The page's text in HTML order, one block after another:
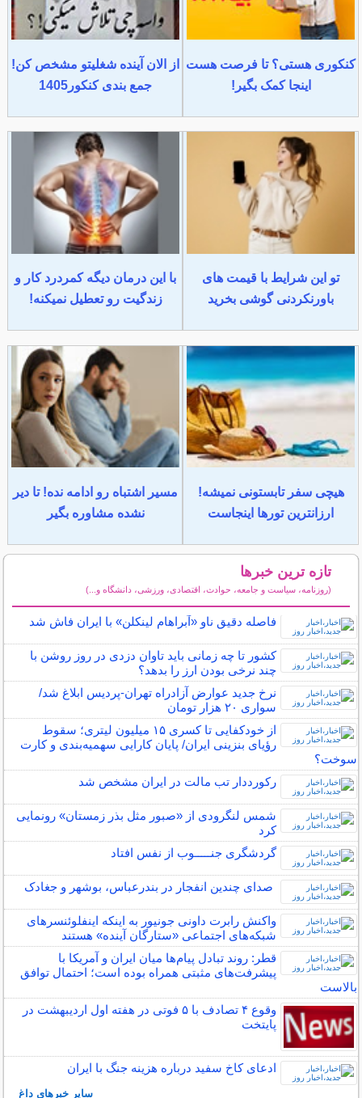
کنکوری هستی؟ تا فرصت هست
اینجا کمک بگیر!
از الان آینده شغلیتو مشخص کن!
جمع بندی کنکور1405
تو این شرایط با قیمت های
باورنکردنی گوشی بخرید
با این درمان دیگه کمردرد کار و
زندگیت رو تعطیل نمیکنه!
هیچی سفر تابستونی نمیشه!
ارزانترین تورها اینجاست
مسیر اشتباه رو ادامه نده! تا دیر
نشده مشاوره بگیر
تازه ترین خبرها
(روزنامه، سیاست و جامعه، حوادث، اقتصادی، ورزشی، دانشگاه و...)
فاصله دقیق ناو «آبراهام لینکلن» با ایران فاش شد
کشور تا چه زمانی باید تاوان دزدی در روز روشن با
چند نرخی بودن ارز را بدهد؟
نرخ جدید عوارض آزادراه تهران-پردیس ابلاغ شد/
سواری ۲۰ هزار تومان
از خودکفایی تا کسری ۱۵ میلیون لیتری؛ سقوط
رؤیای بنزینی ایران/ پایان کارایی سهمیه‌بندی و کارت
سوخت؟
رکورددار تب مالت در ایران مشخص شد
شمس لنگرودی از «صبور مثل بذر زمستان» رونمایی
کرد
گردشگری جنـــــوب از نفس افتاد
صدای چندین انفجار در بندرعباس، بوشهر و جغادک
واکنش رابرت داونی جونیور به اینکه اینفلوئنسرهای
شبکه‌های اجتماعی «ستارگان آینده» هستند
قطر: روند تبادل پیام‌ها میان ایران و آمریکا با
پیشرفت‌های مثبتی همراه بوده است؛ احتمال توافق
بالاست
وقوع ۴ تصادف با ۵ فوتی در هفته اول اردیبهشت در
پایتخت
ادعای کاخ سفید درباره هزینه جنگ با ایران
سایر خبرهای داغ